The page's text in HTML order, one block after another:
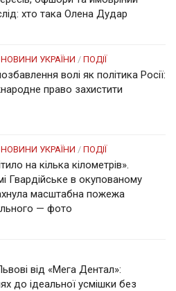
хто така Олена Дудар
НОВИНИ УКРАЇНИ / ПОДІЇ
волі як політика Росії:
право захистити
НОВИНИ УКРАЇНИ / ПОДІЇ
на кілька кілометрів».
Гвардійське в окупованому
масштабна пожежа
— фото
від «Мега Дентал»:
до ідеальної усмішки без